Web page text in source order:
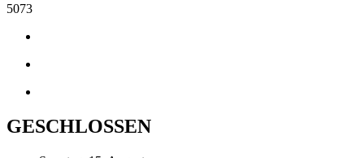
5073
GESCHLOSSEN